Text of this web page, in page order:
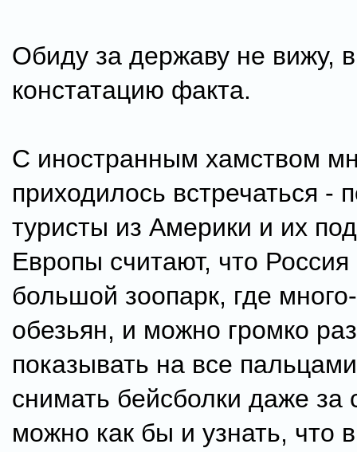
Обиду за державу не вижу,
констатацию факта.
С иностранным хамством
приходилось встречаться -
туристы из Америки и их
Европы считают, что Россия
большой зоопарк, где
обезьян, и можно громко
показывать на все
снимать бейсболки даже за
можно как бы и узнать, что